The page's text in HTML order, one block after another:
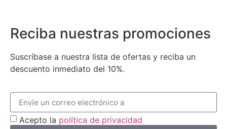
Reciba nuestras promociones
Suscríbase a nuestra lista de ofertas y reciba un
descuento inmediato del 10%.
Acepto la política de privacidad